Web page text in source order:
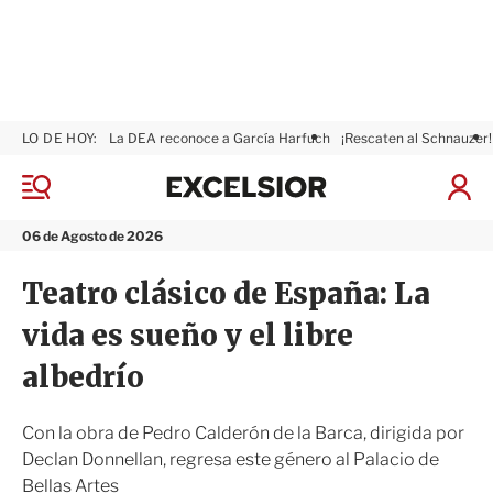
M
n
06 de Agosto de 2026
LO DE HOY: La DEA reconoce a García Harfuch ¡Rescaten al Schnauzer!
I
ó
x
i
r
Teatro clásico de España: La
vida es sueño y el libre
albedrío
Con la obra de Pedro Calderón de la Barca, dirigida por
Declan Donnellan, regresa este género al Palacio de
Bellas Artes